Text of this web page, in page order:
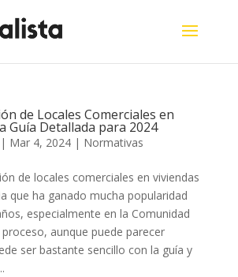
de Locales Comerciales en
Guía Detallada para 2024
| Mar 4, 2024| Normativas
de locales comerciales en viviendas
que ha ganado mucha popularidad
especialmente en la Comunidad
aunque puede parecer
ser bastante sencillo con la guía y